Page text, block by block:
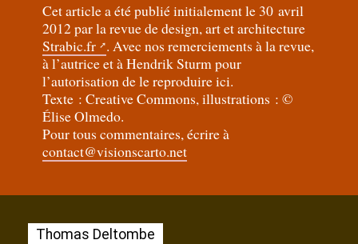
Cet article a été publié initialement le 30 avril
2012 par la revue de design, art et architecture
Strabic.fr . Avec nos remerciements à la revue,
à l’autrice et à Hendrik Sturm pour
l’autorisation de le reproduire ici.
Texte : Creative Commons, illustrations : ©
Élise Olmedo.
Pour tous commentaires, écrire à
contact@visionscarto.net
Thomas Deltombe